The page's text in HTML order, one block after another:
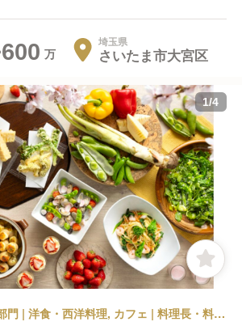
埼玉県
さいたま市大宮区
1/4
シティホテル | 調理部門 | 洋食・西洋料理, カフェ | 料理長・料理長候補 | パレスホテル大宮 オープニング案件のため未定